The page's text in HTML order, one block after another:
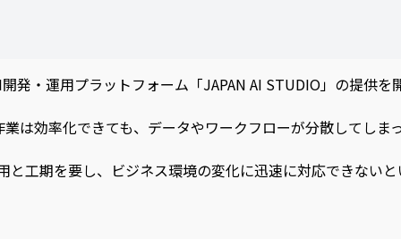
発・運用プラットフォーム「JAPAN AI STUDIO」の提供を
効率化できても、データやワークフローが分散してし
工期を要し、ビジネス環境の変化に迅速に対応できない